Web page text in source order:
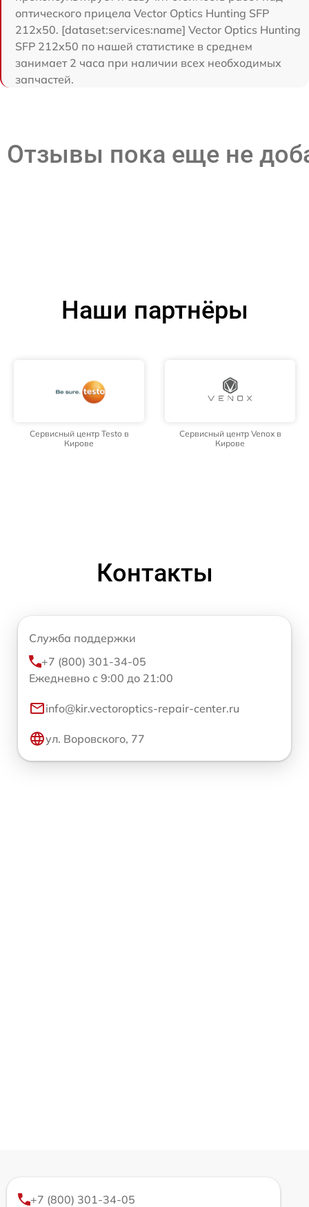
оптического прицела Vector Optics Hunting SFP
212x50. [dataset:services:name] Vector Optics Hunting
SFP 212x50 по нашей статистике в среднем
занимает 2 часа при наличии всех необходимых
запчастей.
Отзывы пока еще не
Наши партнёры
Сервисный центр Testo в
Кирове
Сервисный центр Venox в
Кирове
Контакты
Служба поддержки
+7 (800) 301-34-05
Ежедневно с 9:00 до 21:00
info@kir.vectoroptics-repair-center.ru
ул. Воровского, 77
+7 (800) 301-34-05